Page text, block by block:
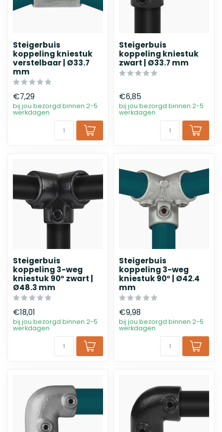
Steigerbuis
koppeling kniestuk
verstelbaar | Ø33.7
mm
€7,29
bij jou bezorgd binnen 2-5
werkdagen
Steigerbuis
koppeling kniestuk
zwart | Ø33.7 mm
€6,85
bij jou bezorgd binnen 2-5
werkdagen
Steigerbuis
koppeling 3-weg
kniestuk 90° zwart |
Ø48.3 mm
€18,01
bij jou bezorgd binnen 2-5
werkdagen
Steigerbuis
koppeling 3-weg
kniestuk 90° | Ø42.4
mm
€9,98
bij jou bezorgd binnen 2-5
werkdagen